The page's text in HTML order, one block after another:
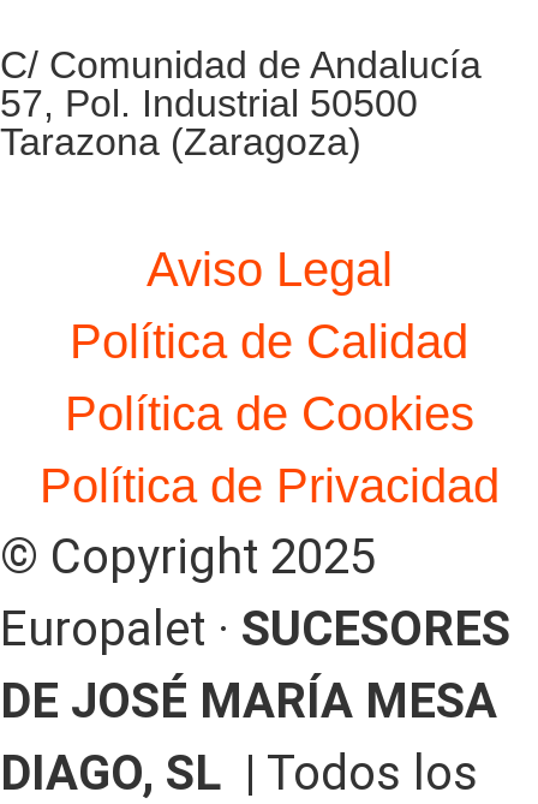
C/ Comunidad de Andalucía
57, Pol. Industrial 50500
Tarazona (Zaragoza)
Aviso Legal
Política de Calidad
Política de Cookies
Política de Privacidad
© Copyright 2025
Europalet · SUCESORES
DE JOSÉ MARÍA MESA
DIAGO, SL | Todos los